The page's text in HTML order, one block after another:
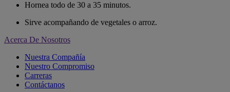
Hornea todo de 30 a 35 minutos.
Sirve acompañando de vegetales o arroz.
Acerca De Nosotros
Nuestra Compañía
Nuestro Compromiso
Carreras
Contáctanos